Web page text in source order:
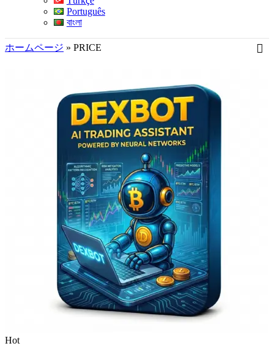
Português
বাংলা
ホームページ » PRICE
Hot